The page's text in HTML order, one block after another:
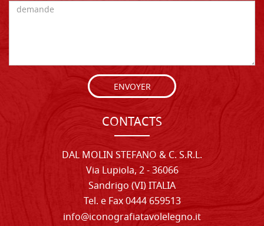
ENVOYER
CONTACTS
DAL MOLIN STEFANO & C. S.R.L.
Via Lupiola, 2 - 36066
Sandrigo (VI) ITALIA
Tel. e Fax 0444 659513
info@iconografiatavolelegno.it